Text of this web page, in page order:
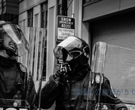
普通の公務員が５